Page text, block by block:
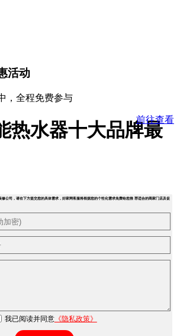
活动
，全程免费参与
前往查看
热水器十大品牌最
公司，请在下方提交您的具体需求，好家网客服将根据您的个性化需求免费给您推 荐适合的商家门店及促
我已阅读并同意《隐私政策》